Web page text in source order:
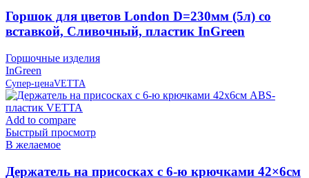
Горшок для цветов London D=230мм (5л) со
вставкой, Сливочный, пластик InGreen
Горшочные изделия
InGreen
Супер-ценаVETTA
Add to compare
Быстрый просмотр
В желаемое
Держатель на присосках с 6-ю крючками 42×6см